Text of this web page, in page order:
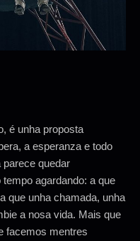
é unha proposta
a esperanza e todo
parece quedar
agardando: a que
que unha chamada, unha
a nosa vida. Mais que
facemos mentres